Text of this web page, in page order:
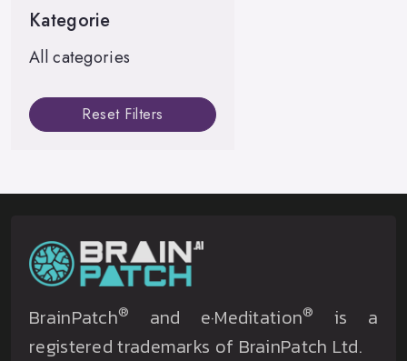
Kategorie
All categories
Reset Filters
BrainPatch® and e·Meditation®
is a
registered trademarks of BrainPatch Ltd.